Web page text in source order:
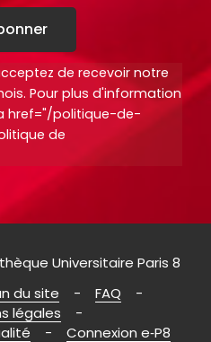
de recevoir notre
Pour plus d'information
href="/politique-de-
de
Universitaire Paris 8
du site
FAQ
légales
Connexion e‑P8